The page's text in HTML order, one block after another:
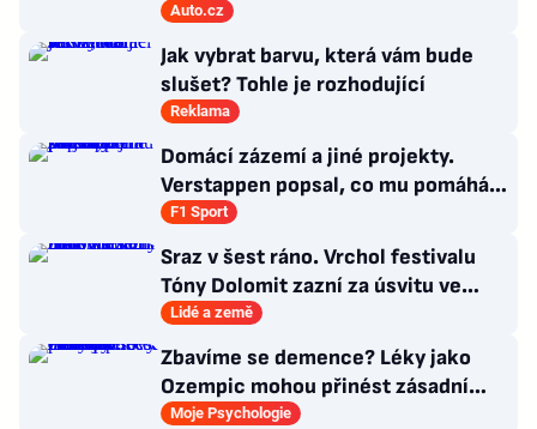
dálnice
Auto.cz
Jak vybrat barvu, která vám bude
slušet? Tohle je rozhodující
Reklama
Domácí zázemí a jiné projekty.
Verstappen popsal, co mu pomáhá
se soustředit na závodění
F1 Sport
Sraz v šest ráno. Vrchol festivalu
Tóny Dolomit zazní za úsvitu ve
3000 metrech
Lidé a země
Zbavíme se demence? Léky jako
Ozempic mohou přinést zásadní
průlom v léčbě Alzheimerovy
Moje Psychologie